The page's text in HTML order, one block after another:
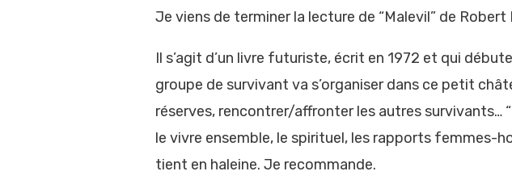
Je viens de terminer la lecture de “Malevil” de Robert
Il s’agit d’un livre futuriste, écrit en 1972 et qui
groupe de survivant va s’organiser dans ce petit
réserves, rencontrer/affronter les autres survivants…
le vivre ensemble, le spirituel, les rapports femmes-
tient en haleine. Je recommande.